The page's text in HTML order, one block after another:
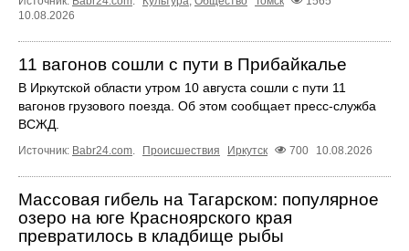
10.08.2026
11 вагонов сошли с пути в Прибайкалье
В Иркутской области утром 10 августа сошли с пути 11
вагонов грузового поезда. Об этом сообщает пресс‑служба
ВСЖД.
Источник: Babr24.com. Происшествия Иркутск 700 10.08.2026
Массовая гибель на Тагарском: популярное
озеро на юге Красноярского края
превратилось в кладбище рыбы